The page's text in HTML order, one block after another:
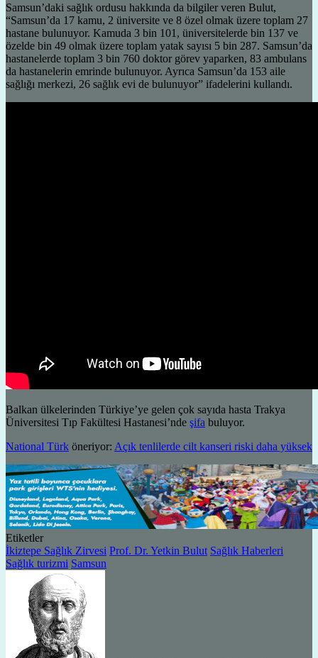
Samsun’daki sağlık ordusu hakkında da bilgiler veren Bulut,
“Samsun’da 17 kamu, 2 üniversite ve 8 özel olmak üzere toplam 27
hastane bulunuyor. Kamuda 3 bin 101, üniversitelerde bin 137 ve
özelde bin 49 olmak üzere toplam yatak sayısı 5 bin 287. Samsun’da
hastanelerde toplam 3 bin 760 doktor görev yaparken, 83 ambulans
da hastanelerin emrinde bulunuyor. Ayrıca Samsun’da 153 aile
sağlığı merkezi, 26 sağlık evi de bulunuyor” ifadelerini kullandı.
Balkan ülkelerinden Türkiye’ye gelen çok sayıda hasta Trakya
Üniversitesi Tıp Fakültesi Hastanesi’nde şifa buluyor.
National Türk öneriyor: Açık tenlilerde cilt kanseri riski daha yüksek
Etiketler
İkiztepe Sağlık Zirvesi Prof. Dr. Yetkin Bulut Sağlık Haberleri
Sağlık turizmi Samsun